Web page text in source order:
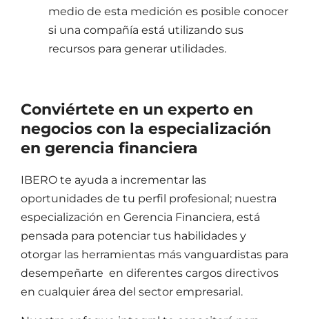
medio de esta medición es posible conocer
si una compañía está utilizando sus
recursos para generar utilidades.
Conviértete en un experto en
negocios con la especialización
en gerencia financiera
IBERO te ayuda a incrementar las
oportunidades de tu perfil profesional; nuestra
especialización en Gerencia Financiera, está
pensada para potenciar tus habilidades y
otorgar las herramientas más vanguardistas para
desempeñarte en diferentes cargos directivos
en cualquier área del sector empresarial.